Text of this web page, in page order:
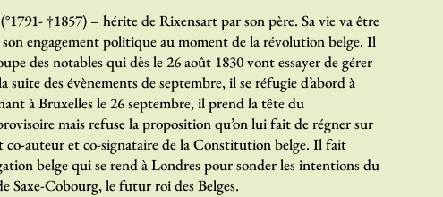
†1857) – hérite de Rixensart par son père. Sa vie va être
engagement politique au moment de la révolution belge. Il
des notables qui dès le 26 août 1830 vont essayer de gérer
suite des évènements de septembre, il se réfugie d’abord à
à Bruxelles le 26 septembre, il prend la tête du
mais refuse la proposition qu’on lui fait de régner sur
co-auteur et co-signataire de la Constitution belge. Il fait
belge qui se rend à Londres pour sonder les intentions du
Saxe-Cobourg, le futur roi des Belges.